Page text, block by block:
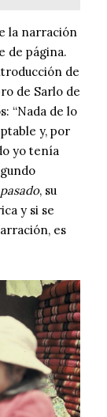
la narración
de página.
de
de Sarlo de
“Nada de lo
y, por
yo tenía
, su
y si se
es